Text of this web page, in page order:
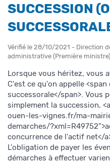
SUCCESSION
Vérifié le 28/10/2021 - Direction
administrative (Première ministre)
Lorsque vous héritez, vous
C'est ce qu'on appelle
successorale</span>. Vous
simplement la succession,
ouen-les-vignes.fr/ma-
demarches/
concurrence de l'actif net</
L'obligation de payer les
démarches à effectuer